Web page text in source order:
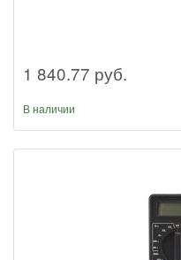
1 840.77 руб.
В наличии